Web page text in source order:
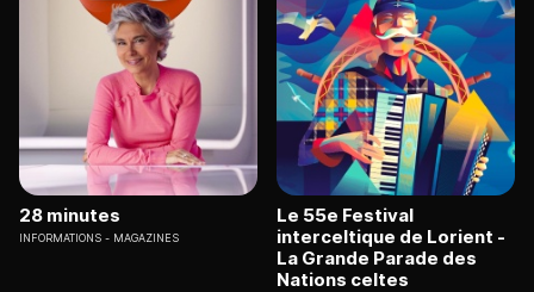
28 minutes
INFORMATIONS MAGAZINES
Le 55e Festival
interceltique de Lorient -
La Grande Parade des
Nations celtes